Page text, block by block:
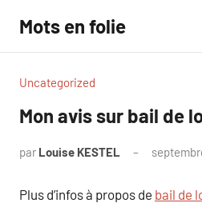
contenu
Mots en folie
Uncategorized
Mon avis sur bail de
par Louise KESTEL
Plus d’infos à propos de bail de